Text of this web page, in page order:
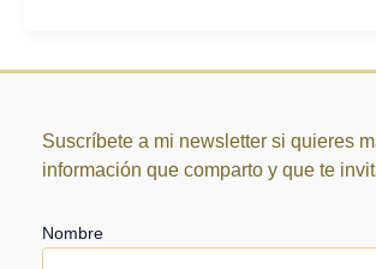
Suscríbete a mi newsletter si quieres
información que comparto y que te
Nombre